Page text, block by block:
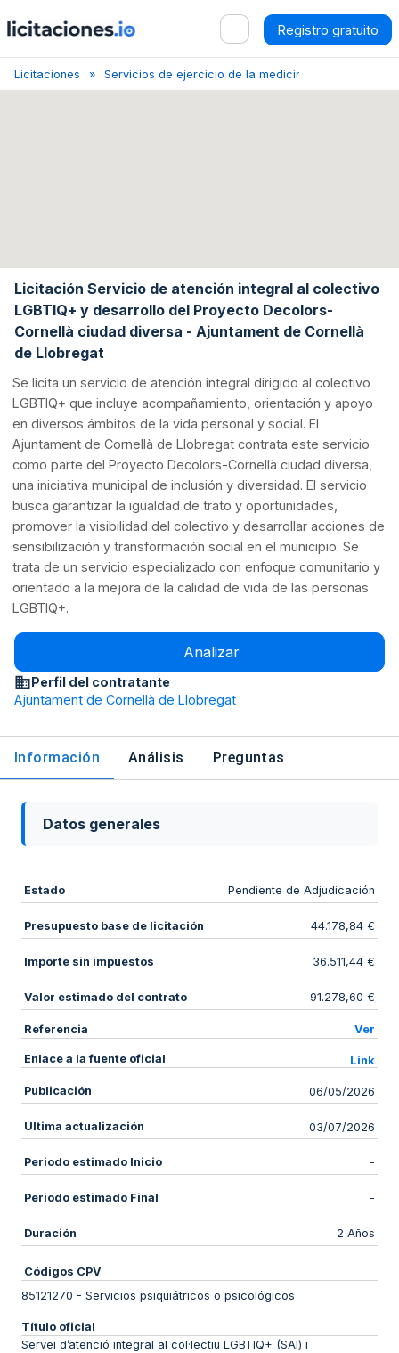
Registro gratuito
Licitaciones Servicios de ejercicio de la medicina
Licitación Servicio de atención integral al colectivo
LGBTIQ+ y desarrollo del Proyecto Decolors-
Cornellà ciudad diversa - Ajuntament de Cornellà
de Llobregat
Se licita un servicio de atención integral dirigido al colectivo
LGBTIQ+ que incluye acompañamiento, orientación y apoyo
en diversos ámbitos de la vida personal y social. El
Ajuntament de Cornellà de Llobregat contrata este servicio
como parte del Proyecto Decolors-Cornellà ciudad diversa,
una iniciativa municipal de inclusión y diversidad. El servicio
busca garantizar la igualdad de trato y oportunidades,
promover la visibilidad del colectivo y desarrollar acciones de
sensibilización y transformación social en el municipio. Se
trata de un servicio especializado con enfoque comunitario y
orientado a la mejora de la calidad de vida de las personas
LGBTIQ+.
Analizar
Perfil del contratante
Ajuntament de Cornellà de Llobregat
Información Análisis Preguntas
Datos generales
Estado Pendiente de Adjudicación
Presupuesto base de licitación 44.178,84 €
Importe sin impuestos 36.511,44 €
Valor estimado del contrato 91.278,60 €
Referencia Ver
Enlace a la fuente oficial Link
Publicación 06/05/2026
Ultima actualización 03/07/2026
Periodo estimado Inicio -
Periodo estimado Final -
Duración 2 Años
Códigos CPV
85121270 - Servicios psiquiátricos o psicológicos
Título oficial
Servei d’atenció integral al col·lectiu LGBTIQ+ (SAI) i